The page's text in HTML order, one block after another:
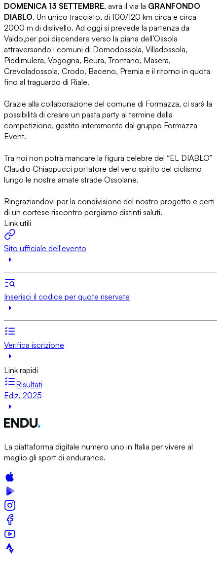
DOMENICA 13 SETTEMBRE, avrà il via la GRANFONDO
DIABLO. Un unico tracciato, di 100/120 km circa e circa
2000 m di dislivello. Ad oggi si prevede la partenza da
Valdo,per poi discendere verso la piana dell’Ossola
attraversando i comuni di Domodossola, Villadossola,
Piedimulera, Vogogna, Beura, Trontano, Masera,
Crevoladossola, Crodo, Baceno, Premia e il ritorno in quota
fino al traguardo di Riale.
Grazie alla collaborazione del comune di Formazza, ci sarà la
possibilità di creare un pasta party al termine della
competizione, gestito interamente dal gruppo Formazza
Event.
Tra noi non potrà mancare la figura celebre del “EL DIABLO”
Claudio Chiappucci portatore del vero spirito del ciclismo
lungo le nostre amate strade Ossolane.
Ringraziandovi per la condivisione del nostro progetto e certi
di un cortese riscontro porgiamo distinti saluti.
Link utili
Sito ufficiale dell'evento
Inserisci il codice per quote riservate
Verifica iscrizione
Link rapidi
Risultati
Ediz. 2025
La piattaforma digitale numero uno in Italia per vivere al
meglio gli sport di endurance.